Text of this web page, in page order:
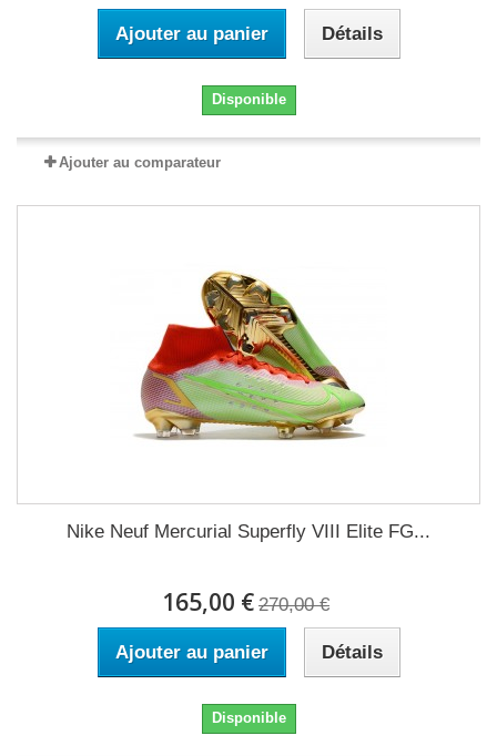
Ajouter au panier Détails
Disponible
Ajouter au comparateur
Nike Neuf Mercurial Superfly VIII Elite FG...
165,00 € 270,00 €
Ajouter au panier Détails
Disponible